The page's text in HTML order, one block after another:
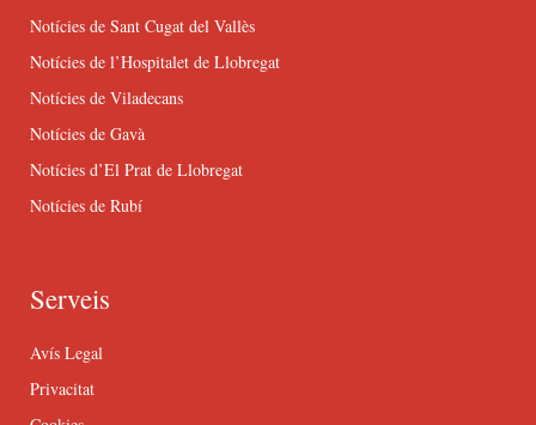
Notícies de Sant Cugat del Vallès
Notícies de l’Hospitalet de Llobregat
Notícies de Viladecans
Notícies de Gavà
Notícies d’El Prat de Llobregat
Notícies de Rubí
Serveis
Avís Legal
Privacitat